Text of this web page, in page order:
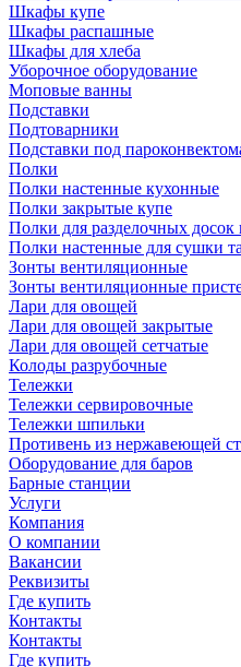
Шкафы купе
Шкафы распашные
Шкафы для хлеба
Уборочное оборудование
Моповые ванны
Подставки
Подтоварники
Подставки под
Полки
Полки настенные кухонные
Полки закрытые купе
Полки для разделочных
Полки настенные для сушки
Зонты вентиляционные
Зонты вентиляционные
Лари для овощей
Лари для овощей закрытые
Лари для овощей сетчатые
Колоды разрубочные
Тележки
Тележки сервировочные
Тележки шпильки
Противень из нержавеющей
Оборудование для баров
Барные станции
Услуги
Компания
О компании
Вакансии
Реквизиты
Где купить
Контакты
Контакты
Где купить